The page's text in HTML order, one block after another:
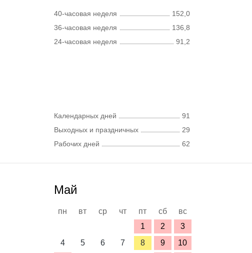
40-часовая неделя
152,0
36-часовая неделя
136,8
24-часовая неделя
91,2
Календарных дней
91
Выходных и праздничных
29
Рабочих дней
62
Май
пн вт ср чт пт сб
вс
1
2
3
4
5 6 7 8 9
10